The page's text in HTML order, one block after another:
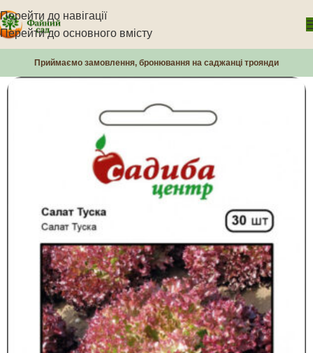
Перейти до навігації
Перейти до основного вмісту
Приймаємо замовлення, бронювання на саджанці троянди